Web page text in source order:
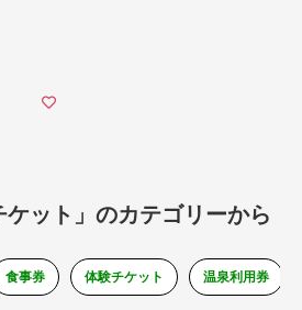
ケット」のカテゴリーから
食事券 体験チケット 温泉利用券